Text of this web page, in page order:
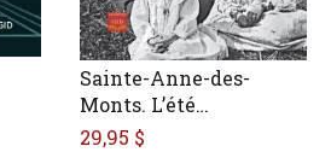
Sainte-Anne-des-
Monts. L’été…
29,95 $